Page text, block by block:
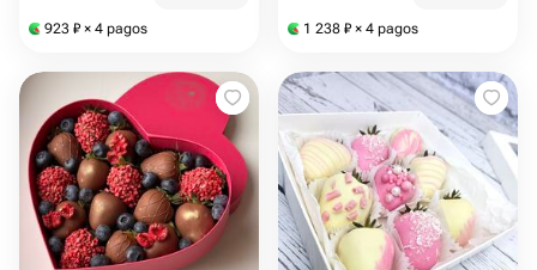
923 ₽ × 4 pagos 1 238 ₽ × 4 pagos